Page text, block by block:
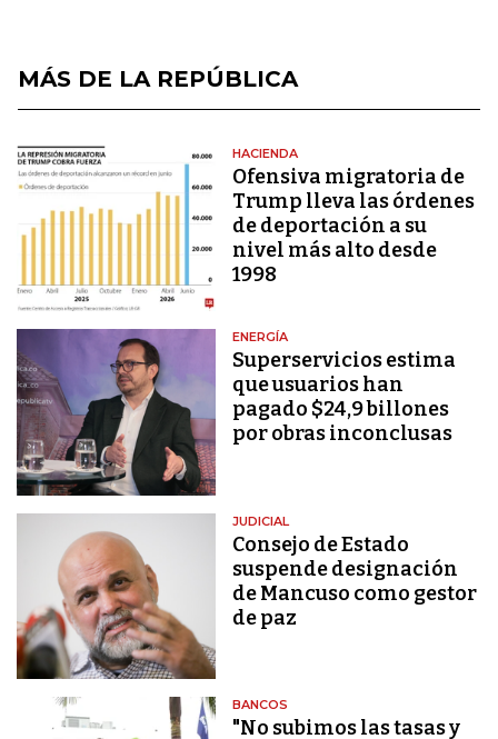
MÁS DE LA REPÚBLICA
HACIENDA
Ofensiva migratoria de
Trump lleva las órdenes
de deportación a su
nivel más alto desde
1998
ENERGÍA
Superservicios estima
que usuarios han
pagado $24,9 billones
por obras inconclusas
JUDICIAL
Consejo de Estado
suspende designación
de Mancuso como gestor
de paz
BANCOS
"No subimos las tasas y